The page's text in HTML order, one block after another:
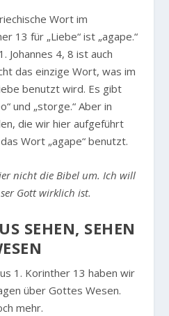
Wort im
13 für „Liebe“ ist „agape.“
Johannes 4, 8 ist auch
das einzige Wort, was im
benutzt wird. Es gibt
und „storge.“ Aber in
die wir hier aufgeführt
Wort „agape“ benutzt.
nicht die Bibel um. Ich will
Gott wirklich ist.
SEHEN, SEHEN
1. Korinther 13 haben wir
über Gottes Wesen.
mehr.